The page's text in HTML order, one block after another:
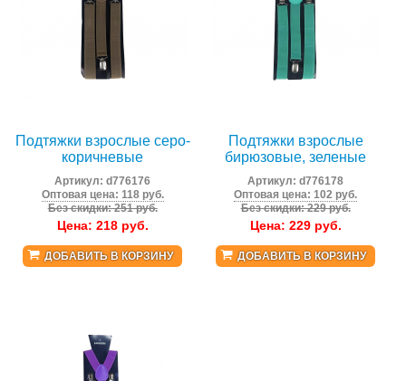
Подтяжки взрослые серо-
коричневые
Артикул:d776176
Оптовая цена: 118 руб.
Без скидки: 251 руб.
Цена: 218руб.
ДОБАВИТЬ В КОРЗИНУ
Подтяжки взрослые
бирюзовые, зеленые
Артикул:d776178
Оптовая цена: 102 руб.
Без скидки: 229 руб.
Цена: 229руб.
ДОБАВИТЬ В КОРЗИНУ